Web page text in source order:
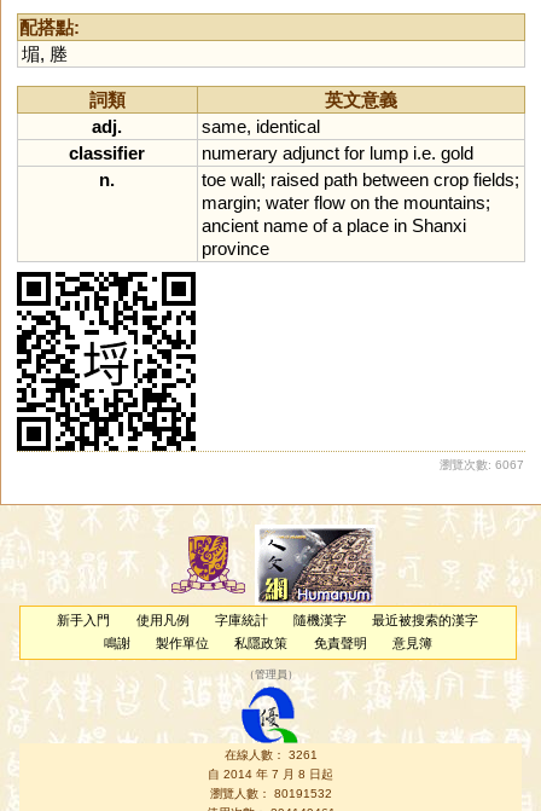
配搭點:
堳, 塍
詞類
英文意義
adj.
same, identical
classifier
numerary adjunct for lump i.e. gold
n.
toe wall; raised path between crop fields;
margin; water flow on the mountains;
ancient name of a place in Shanxi
province
瀏覽次數: 6067
新手入門 使用凡例 字庫統計 隨機漢字
最近被搜索的漢字
鳴謝
製作單位 私隱政策 免責聲明 意見簿
（管理員 ）
在線人數： 3261
自 2014 年 7 月 8 日起
瀏覽人數： 80191532